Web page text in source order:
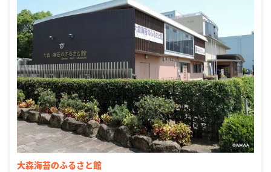
大森海苔のふるさと館